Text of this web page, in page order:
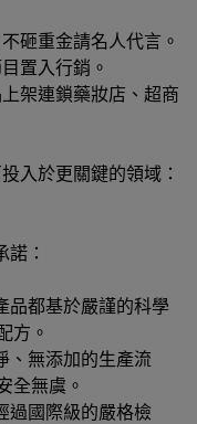
砸重金請名人代言。
置入行銷。
架連鎖藥妝店、超商
入於更關鍵的領域：
：
品都基於嚴謹的科學
方。
、無添加的生產流
全無虞。
過國際級的嚴格檢